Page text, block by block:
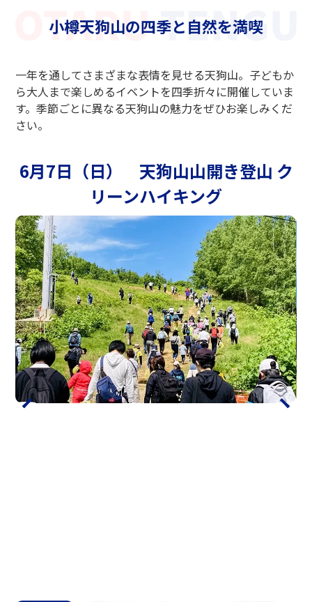
関連リンク
ニセコアンヌプリ国際スキー場
小樽バイン
ニセコ温泉郷いこいの湯宿 いろは
北海道索道協会
テングヤマスノースクール
小樽天狗山スキー学校
ザ・グラススタジオ・イン・オタル
小樽天狗山の四季と自然を満喫
一年を通してさまざまな表情を見せる天狗山。子どもか
ら大人まで楽しめるイベントを四季折々に開催していま
す。季節ごとに異なる天狗山の魅力をぜひお楽しみくだ
さい。
6月7日（日） 天狗山山開き登山 ク
リーンハイキング